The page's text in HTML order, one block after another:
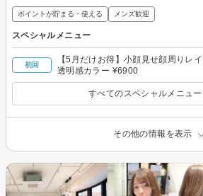
ポイントが貯まる・使える メンズ歓迎
スペシャルメニュー
初回
【5月だけお得】小顔見せ顔周りレ
透明感カラー ¥6900
すべてのスペシャルメニュ
その他の情報を表示